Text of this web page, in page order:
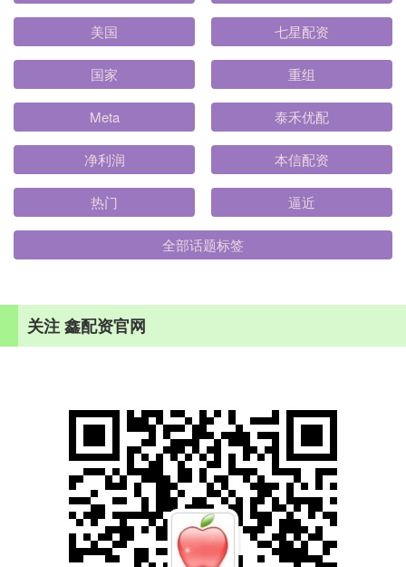
美国 七星配资
国家 重组
Meta 泰禾优配
净利润 本信配资
热门 逼近
全部话题标签
关注 鑫配资官网